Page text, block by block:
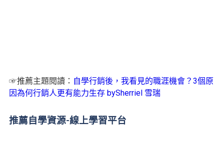
☞推薦主題閱讀： 自學行銷後，我看見的職涯機會？3個原
因為何行銷人更有能力生存 bySherriel 雪瑞
推薦自學資源-線上學習平台